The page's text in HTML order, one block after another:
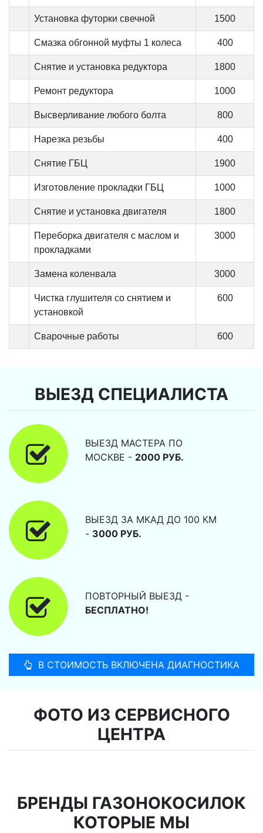
Установка футорки свечной 1500
Смазка обгонной муфты 1 колеса 400
Снятие и установка редуктора 1800
Ремонт редуктора 1000
Высверливание любого болта 800
Нарезка резьбы 400
Снятие ГБЦ 1900
Изготовление прокладки ГБЦ 1000
Снятие и установка двигателя 1800
Переборка двигателя с маслом и
прокладками
3000
Замена коленвала 3000
Чистка глушителя со снятием и
установкой
600
Сварочные работы 600
ВЫЕЗД СПЕЦИАЛИСТА
ВЫЕЗД МАСТЕРА ПО
МОСКВЕ - 2000 РУБ.
ВЫЕЗД ЗА МКАД ДО 100 КМ
- 3000 РУБ.
ПОВТОРНЫЙ ВЫЕЗД -
БЕСПЛАТНО!
В СТОИМОСТЬ ВКЛЮЧЕНА ДИАГНОСТИКА
ФОТО ИЗ СЕРВИСНОГО
ЦЕНТРА
БРЕНДЫ ГАЗОНОКОСИЛОК
КОТОРЫЕ МЫ